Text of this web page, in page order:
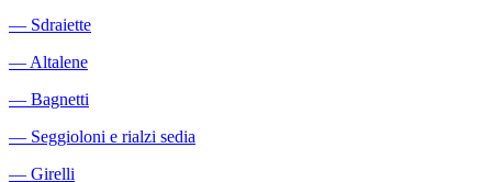
― Sdraiette
―Altalene
― Bagnetti
― Seggioloni e rialzi sedia
― Girelli